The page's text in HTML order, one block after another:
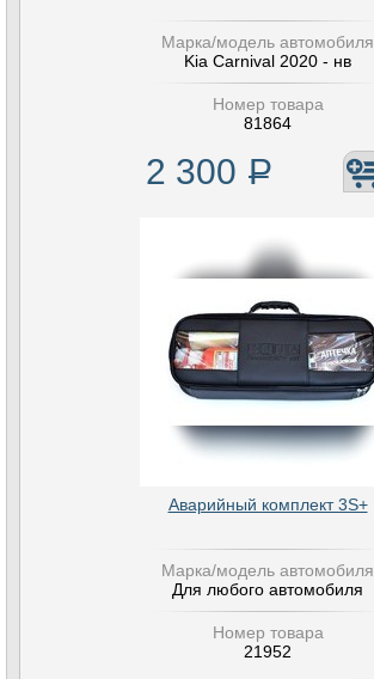
Марка/модель автомобиля
Kia Carnival 2020 - нв
Номер товара
81864
2 300 Р
Аварийный комплект 3S+
Марка/модель автомобиля
Для любого автомобиля
Номер товара
21952